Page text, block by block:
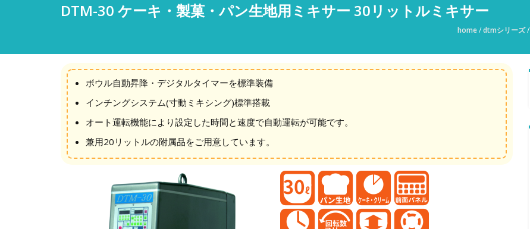
DTM-30 ケーキ・製菓・パン生地用ミキサー 30リットルミキサー
home/dtmシリーズ/
ボウル自動昇降・デジタルタイマーを標準装備
インチングシステム(寸動ミキシング)標準搭載
オート運転機能により設定した時間と速度で自動運転が可能です。
兼用20リットルの附属品をご用意しています。